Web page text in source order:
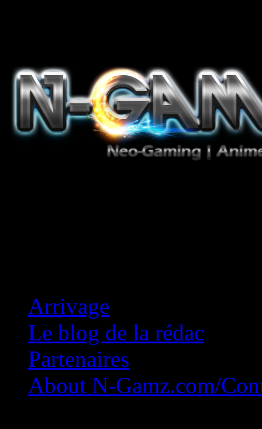
Arrivage
Le blog de la rédac
Partenaires
About N-Gamz.com/